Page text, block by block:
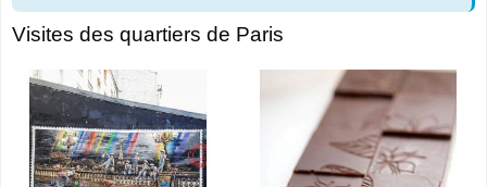
Visites des quartiers de Paris